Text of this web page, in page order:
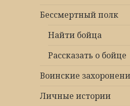
Бессмертный полк
Найти бойца
Рассказать о бойце
Воинские
Личные истории